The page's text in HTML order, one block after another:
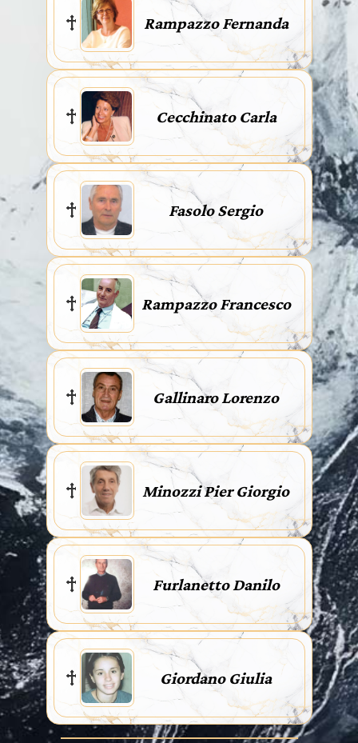
Rampazzo Fernanda
Cecchinato Carla
Fasolo Sergio
Rampazzo Francesco
Gallinaro Lorenzo
Minozzi Pier Giorgio
Furlanetto Danilo
Giordano Giulia